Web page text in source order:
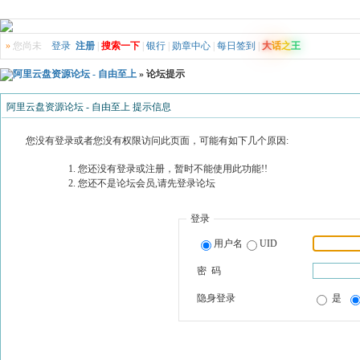
» 您尚未 登录 注册 搜索一下 银行 勋章中心 每日签到 大话之王
阿里云盘资源论坛 - 自由至上 » 论坛提示
阿里云盘资源论坛 - 自由至上 提示信息
您没有登录或者您没有权限访问此页面，可能有如下几个原因:
您还没有登录或注册，暂时不能使用此功能!!
您还不是论坛会员,请先登录论坛
登录
用户名 UID
密 码
隐身登录 是